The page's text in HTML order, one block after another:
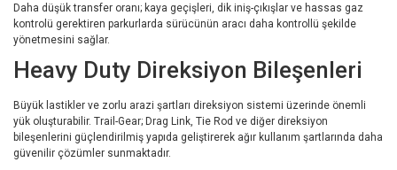
Daha düşük transfer oranı; kaya geçişleri, dik iniş-çıkışlar ve hassas gaz
kontrolü gerektiren parkurlarda sürücünün aracı daha kontrollü şekilde
yönetmesini sağlar.
Heavy Duty Direksiyon Bileşenleri
Büyük lastikler ve zorlu arazi şartları direksiyon sistemi üzerinde önemli
yük oluşturabilir. Trail-Gear; Drag Link, Tie Rod ve diğer direksiyon
bileşenlerini güçlendirilmiş yapıda geliştirerek ağır kullanım şartlarında daha
güvenilir çözümler sunmaktadır.